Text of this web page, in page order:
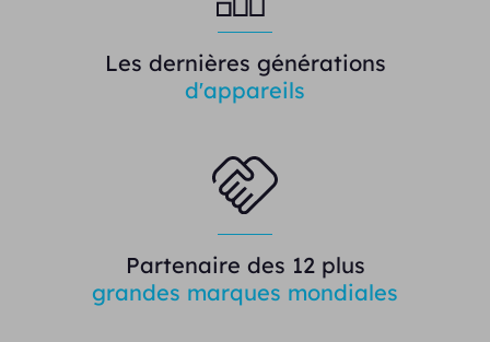
Les dernières générations
d'appareils
Partenaire des 12 plus
grandes marques mondiales